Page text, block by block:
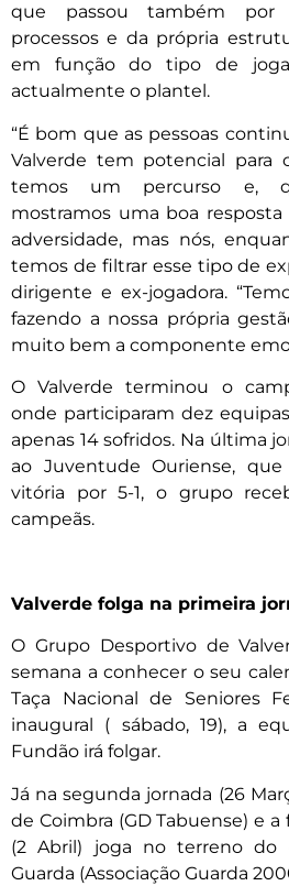
que passou também por
processos e da própria
em função do tipo de
actualmente o plantel.
“É bom que as pessoas
Valverde tem potencial para
temos um percurso e,
mostramos uma boa
adversidade, mas nós,
temos de filtrar esse tipo de
dirigente e ex-jogadora.
fazendo a nossa própria
muito bem a componente
O Valverde terminou o
onde participaram dez
apenas 14 sofridos. Na última
ao Juventude Ouriense,
vitória por 5-1, o grupo
campeãs.
Valverde folga na primeira
O Grupo Desportivo de
semana a conhecer o seu
Taça Nacional de Seniores
inaugural ( sábado, 19), a
Fundão irá folgar.
Já na segunda jornada (26
de Coimbra (GD Tabuense) e
(2 Abril) joga no terreno do
Guarda (Associação Guarda